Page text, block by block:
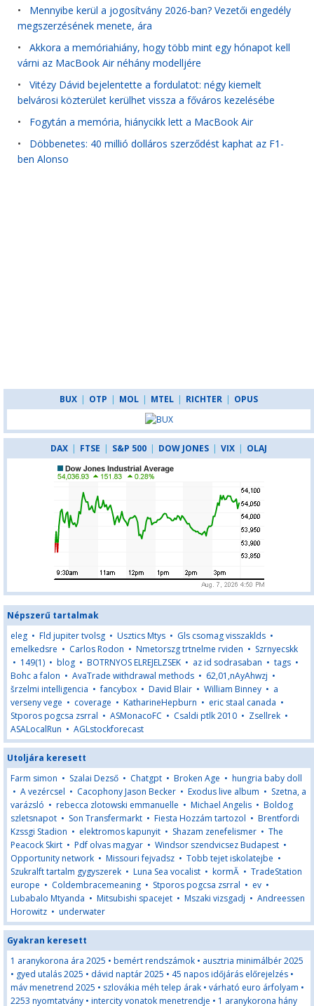
• Mennyibe kerül a jogosítvány 2026-ban? Vezetői engedély
megszerzésének menete, ára
• Akkora a memóriahiány, hogy több mint egy hónapot kell
várni az MacBook Air néhány modelljére
• Vitézy Dávid bejelentette a fordulatot: négy kiemelt
belvárosi közterület kerülhet vissza a főváros kezelésébe
• Fogytán a memória, hiánycikk lett a MacBook Air
• Döbbenetes: 40 millió dolláros szerződést kaphat az F1-
ben Alonso
BUX | OTP | MOL | MTEL | RICHTER | OPUS
DAX | FTSE | S&P 500 | DOW JONES | VIX | OLAJ
Népszerű tartalmak
eleg • Fld jupiter tvolsg • Usztics Mtys • Gls csomag visszaklds •
emelkedsre • Carlos Rodon • Nmetorszg trtnelme rviden • Szrnyecskk
• 149(1) • blog • BOTRNYOS ELREJELZSEK • az id sodrasaban • tags •
Bohc a falon • AvaTrade withdrawal methods • 62,01,nAyAhwzj •
šrzelmi intelligencia •fancybox • David Blair • William Binney • a
verseny vege • coverage • KatharineHepburn • eric staal canada •
Stporos pogcsa zsrral • ASMonacoFC • Csaldi ptlk 2010 • Zsellrek •
ASALocalRun • AGLstockforecast
Utoljára keresett
Farm simon • Szalai Dezső • Chatgpt • Broken Age • hungria baby doll
• A vezércsel • Cacophony Jason Becker • Exodus live album • Szetna, a
varázsló • rebecca zlotowski emmanuelle • Michael Angelis • Boldog
szletsnapot • Son Transfermarkt • Fiesta Hozzám tartozol • Brentfordi
Kzssgi Stadion • elektromos kapunyit • Shazam zenefelismer • The
Peacock Skirt • Pdf olvas magyar • Windsor szendvicsez Budapest •
Opportunity network • Missouri fejvadsz • Tobb tejet iskolatejbe •
Szukralft tartalm gygyszerek • Luna Sea vocalist • kormĂ • TradeStation
europe • Coldembracemeaning • Stporos pogcsa zsrral • ev •
Lubabalo Mtyanda • Mitsubishi spacejet • Mszaki vizsgadj • Andreessen
Horowitz • underwater
Gyakran keresett
1 aranykorona ára 2025 • bemért rendszámok • ausztria minimálbér 2025
• gyed utalás 2025 • dávid naptár 2025 • 45 napos időjárás előrejelzés •
máv menetrend 2025 • szlovákia méh telep árak • várható euro árfolyam •
2253 nyomtatvány • intercity vonatok menetrendje • 1 aranykorona hány